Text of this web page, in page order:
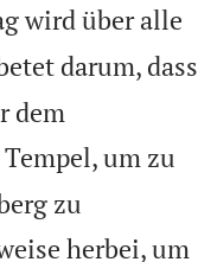
wird über alle
darum, dass
dem
um zu
zu
herbei, um